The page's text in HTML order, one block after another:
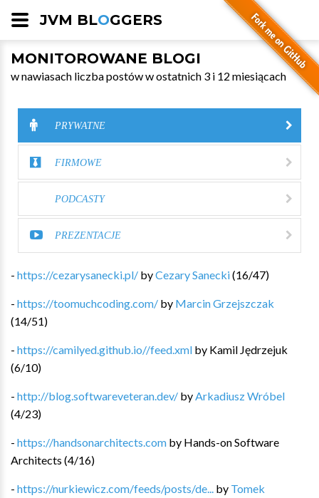
JVM BLOGGERS
MONITOROWANE BLOGI
w nawiasach liczba postów w ostatnich 3 i 12 miesiącach
PRYWATNE
FIRMOWE
PODCASTY
PREZENTACJE
- https://cezarysanecki.pl/ byCezary Sanecki(16/47)
- https://toomuchcoding.com/ by Marcin Grzejszczak
(14/51)
- https://camilyed.github.io//feed.xml by Kamil Jędrzejuk
(6/10)
- http://blog.softwareveteran.dev/ by Arkadiusz Wróbel
(4/23)
- https://handsonarchitects.com by Hands-on Software
Architects (4/16)
- https://nurkiewicz.com/feeds/posts/de... by Tomek